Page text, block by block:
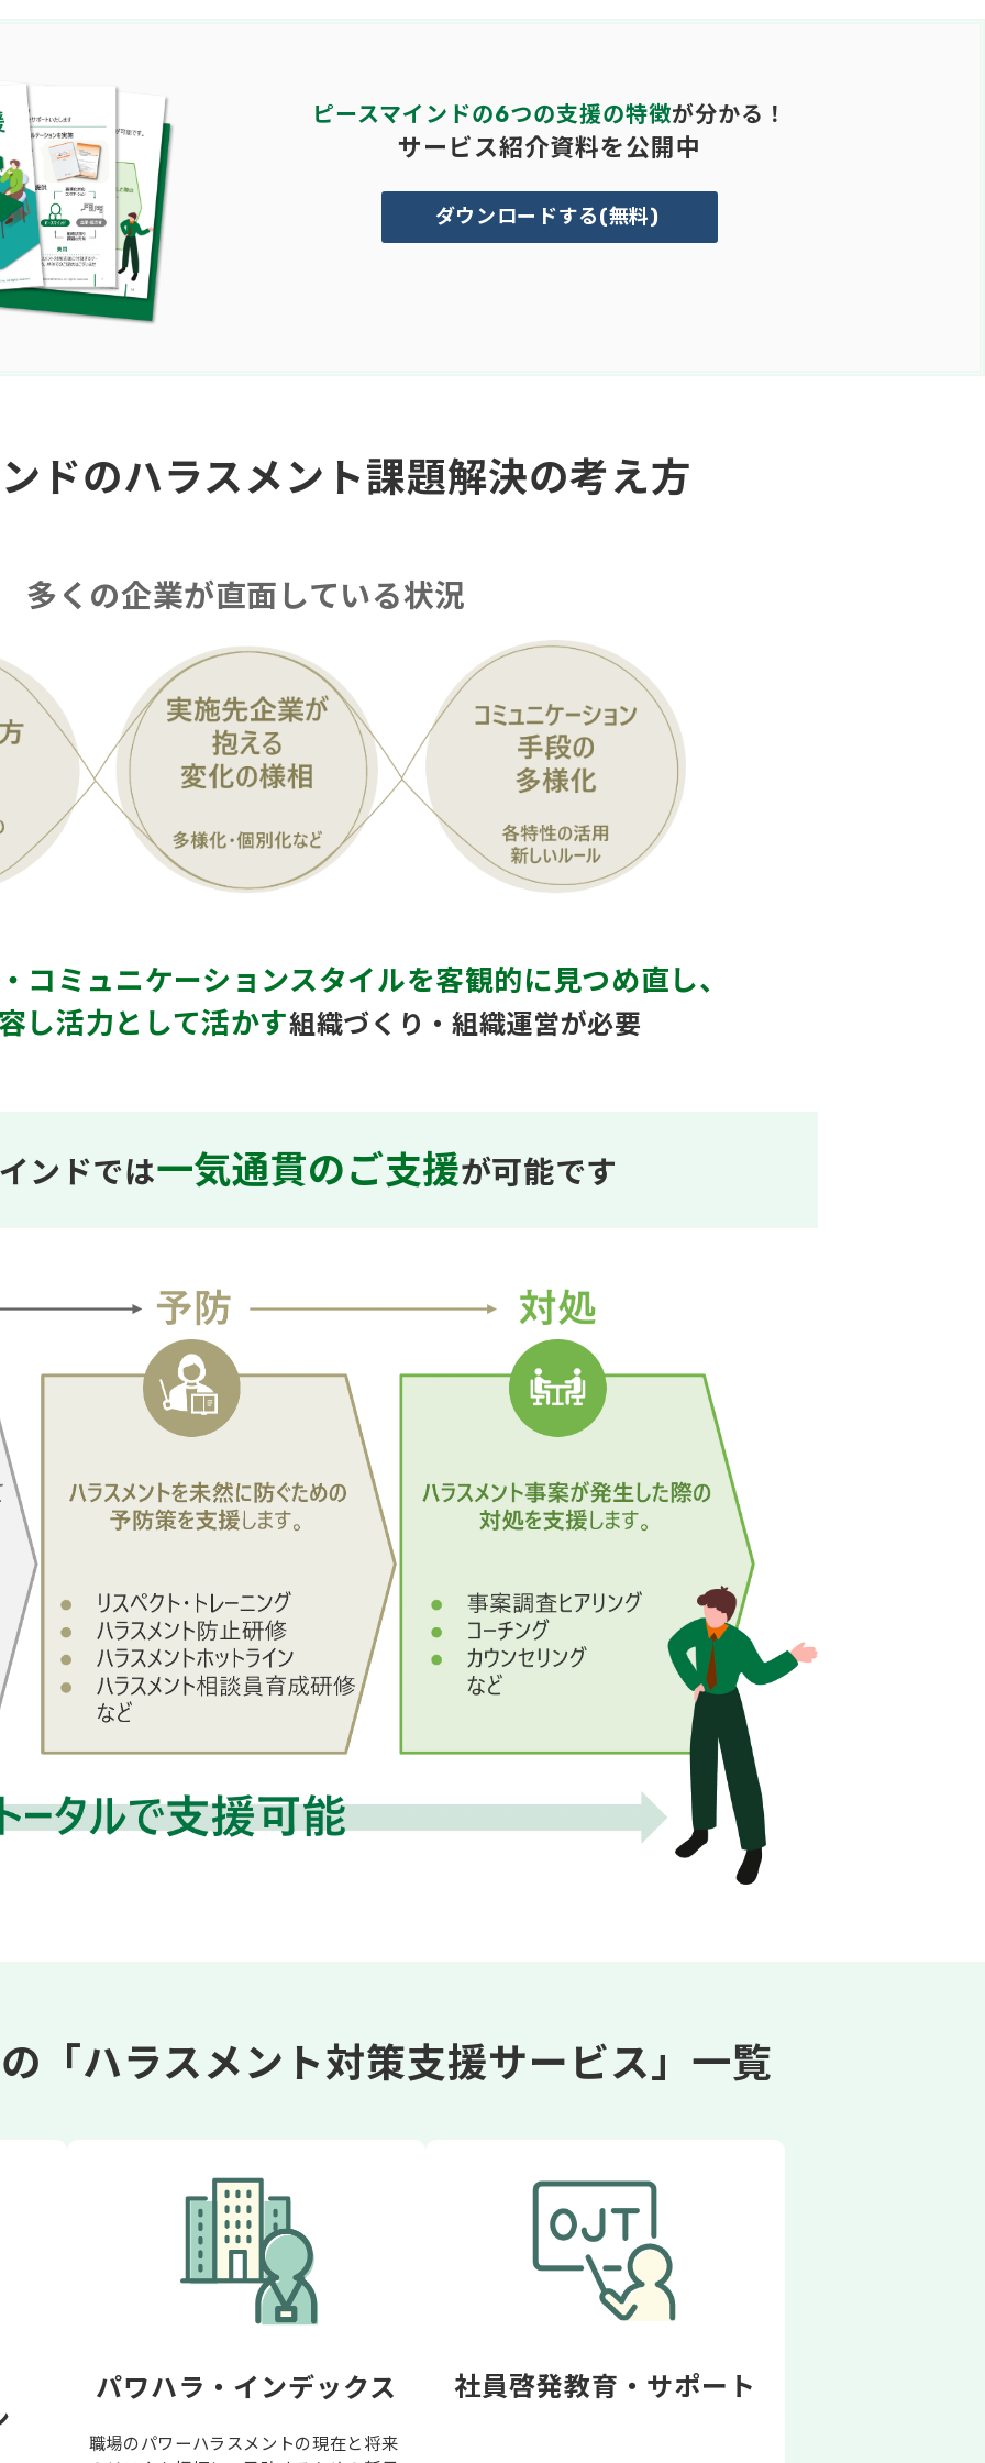
ピースマインドの6つの支援の特徴が分かる！
サービス紹介資料を公開中
ダウンロードする(無料)
ドのハラスメント課題解決の考え方
多くの企業が直面している状況
コミュニケーションスタイルを客観的に見つめ直し、
し活力として活かす組織づくり・組織運営が必要
ンドでは一気通貫のご支援が可能です
「ハラスメント対策支援サービス」一覧
パワハラ・インデックス
職場のパワーハラスメントの現在と将来
社員啓発教育・サポート